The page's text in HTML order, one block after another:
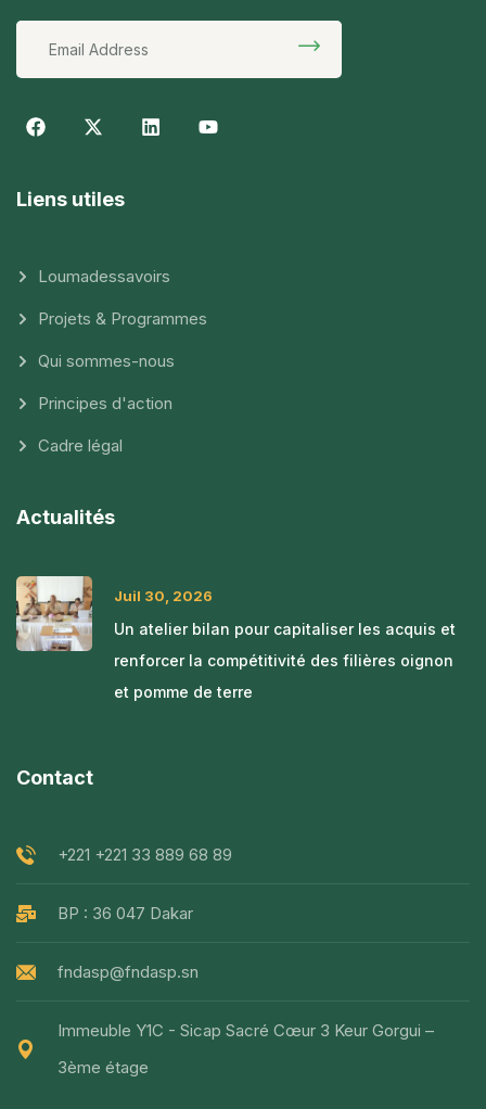
Liens utiles
Loumadessavoirs
Projets & Programmes
Qui sommes-nous
Principes d'action
Cadre légal
Actualités
Juil 30, 2026
Un atelier bilan pour capitaliser les acquis et
renforcer la compétitivité des filières oignon
et pomme de terre
Contact
+221 +221 33 889 68 89
BP : 36 047 Dakar
fndasp@fndasp.sn
Immeuble Y1C - Sicap Sacré Cœur 3 Keur Gorgui –
3ème étage